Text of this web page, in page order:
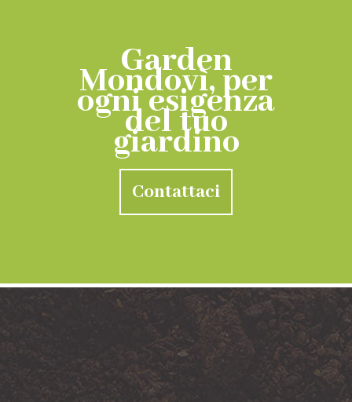
Garden
Mondovì, per
ogni esigenza
del tuo
giardino
Contattaci